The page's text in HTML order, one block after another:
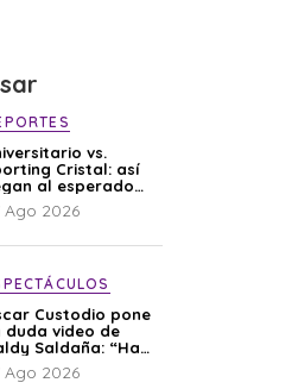
vs.
Cristal: así
al esperado
Ago 2026
Custodio pone
duda video de
Saldaña: “Hay
que de repente
han editado”
Ago 2026